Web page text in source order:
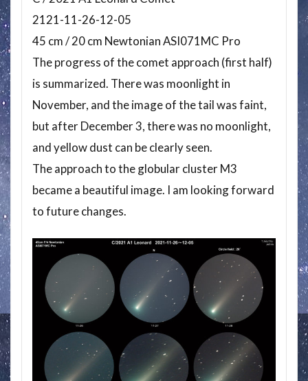
2121-11-26-12-05
45 cm / 20 cm Newtonian ASI071MC Pro
The progress of the comet approach (first half)
is summarized. There was moonlight in
November, and the image of the tail was faint,
but after December 3, there was no moonlight,
and yellow dust can be clearly seen.
The approach to the globular cluster M3
became a beautiful image. I am looking forward
to future changes.